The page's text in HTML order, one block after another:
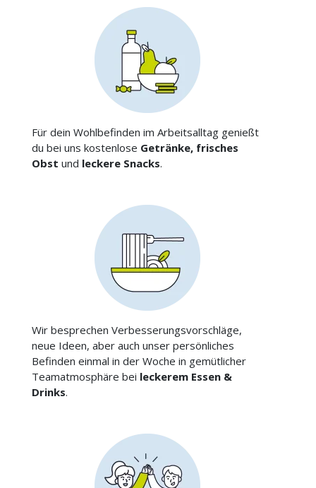
Für dein Wohlbefinden im Arbeitsalltag genießt
du bei uns kostenlose Getränke, frisches
Obst und leckere Snacks.
Wir besprechen Verbesserungsvorschläge,
neue Ideen, aber auch unser persönliches
Befinden einmal in der Woche in gemütlicher
Teamatmosphäre bei leckerem Essen &
Drinks.